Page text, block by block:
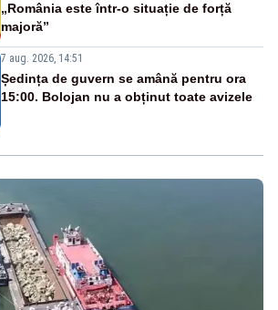
„România este într-o situație de forță
majoră”
7 aug. 2026, 14:51
Ședința de guvern se amână pentru ora
15:00. Bolojan nu a obținut toate avizele